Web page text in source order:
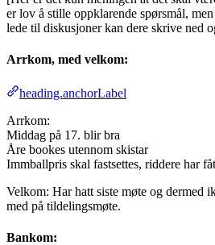
er lov å stille oppklarende spørsmål,
lede til diskusjoner kan dere skrive ned
Arrkom, med velkom:
heading.anchorLabel
Arrkom:
Middag på 17. blir bra
Åre bookes utennom skistar
Immballpris skal fastsettes, riddere har
Velkom: Har hatt siste møte og dermed
med på tildelingsmøte.
Bankom: